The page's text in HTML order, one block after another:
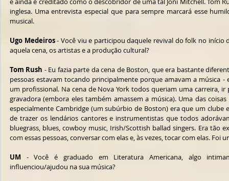
inglesa. Uma entrevista especial que para sempre marcará esse
musical.
Ugo Medeiros - Você viu e participou daquele revival do folk no início
aquela cena, os artistas e a produção cultural?
Tom Rush - Eu fazia parte da cena de Boston, que era bastante
pessoas estavam tocando principalmente porque amavam a música
um profissional. Na cena de Nova York todos queriam uma carreira,
gravadora (embora eles também amassem a música). Uma das
especialmente Cambridge (um subúrbio de Boston) era que um clube
de trazer os lendários cantores e instrumentistas que todos
bluegrass, blues, cowboy music, Irish/Scottish ballad singers. Era tão
com essas pessoas, conversar com elas e, às vezes, tocar com elas.
UM - Você é graduado em Literatura Americana, algo
influenciou/ajudou na sua música?